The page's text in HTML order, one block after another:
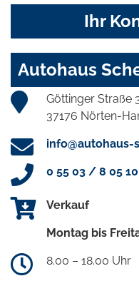
Ihr
Autohaus
Göttinger Straße
37176 Nörten-
0 55 03 / 8 05 10
Verkauf
Montag bis
8.00 – 18.00 Uhr